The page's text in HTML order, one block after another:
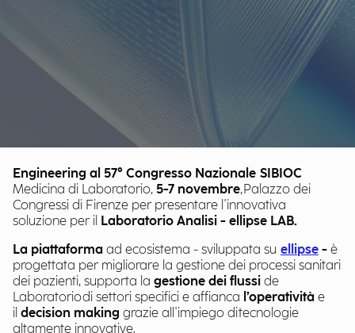
Engineering al 57° Congresso Nazionale SIBIOC
Medicina di Laboratorio, 5-7 novembre, Palazzo dei
Congressi di Firenze per presentare l'innovativa
soluzione per il Laboratorio Analisi - ellipse LAB.
La piattaforma ad ecosistema - sviluppata su ellipse - è
progettata per migliorare la gestione dei processi sanitari
dei pazienti, supporta la gestione dei flussi de
Laboratorio di settori specifici e affianca l’operatività e
il decision making grazie all'impiego di tecnologie
altamente innovative.